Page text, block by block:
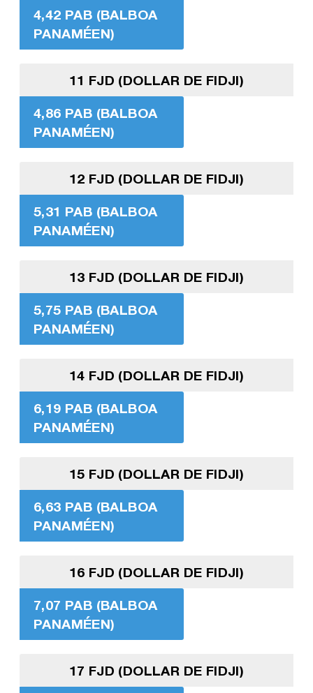
4,42 PAB (BALBOA
PANAMÉEN)
11 FJD (DOLLAR DE FIDJI)
4,86 PAB (BALBOA
PANAMÉEN)
12 FJD (DOLLAR DE FIDJI)
5,31 PAB (BALBOA
PANAMÉEN)
13 FJD (DOLLAR DE FIDJI)
5,75 PAB (BALBOA
PANAMÉEN)
14 FJD (DOLLAR DE FIDJI)
6,19 PAB (BALBOA
PANAMÉEN)
15 FJD (DOLLAR DE FIDJI)
6,63 PAB (BALBOA
PANAMÉEN)
16 FJD (DOLLAR DE FIDJI)
7,07 PAB (BALBOA
PANAMÉEN)
17 FJD (DOLLAR DE FIDJI)